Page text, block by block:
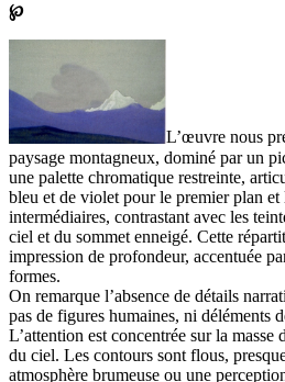
℘
L’œuvre nous
paysage montagneux, dominé par un
une palette chromatique restreinte,
bleu et de violet pour le premier plan et
intermédiaires, contrastant avec les
ciel et du sommet enneigé. Cette
impression de profondeur, accentuée
formes.
On remarque l’absence de détails
pas de figures humaines, ni déléments
L’attention est concentrée sur la masse
du ciel. Les contours sont flous,
atmosphère brumeuse ou une